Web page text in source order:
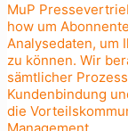
MuP
how um
Analysedaten, um
zu können. Wir
sämtlicher
Kundenbindung
die